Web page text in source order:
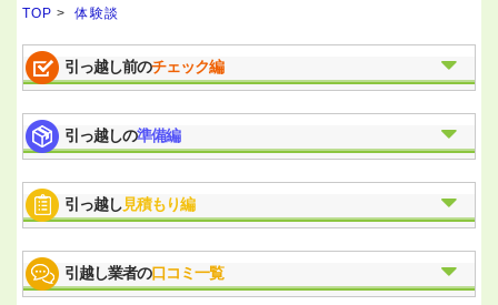
TOP >体験談
引っ越し前のチェック編
引っ越しの準備編
引っ越し見積もり編
引越し業者の口コミ一覧